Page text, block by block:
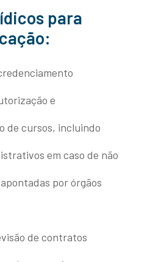
para
e
de cursos, incluindo
em caso de não
por órgãos
de contratos